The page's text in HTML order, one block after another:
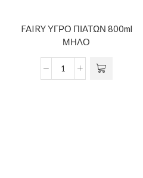
FAIRY ΥΓΡΟ ΠΙΑΤΩΝ 800ml
ΜΗΛΟ